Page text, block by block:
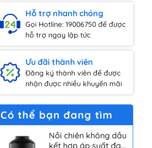
Hỗ trợ nhanh chóng
Gọi Hotline: 19006750 để được
hỗ trợ ngay lập tức
Ưu đãi thành viên
Đăng ký thành viên để được
nhận được nhiều khuyến mãi
Có thể bạn đang tìm
Nồi chiên không dầu
kết hợp áp suất đa